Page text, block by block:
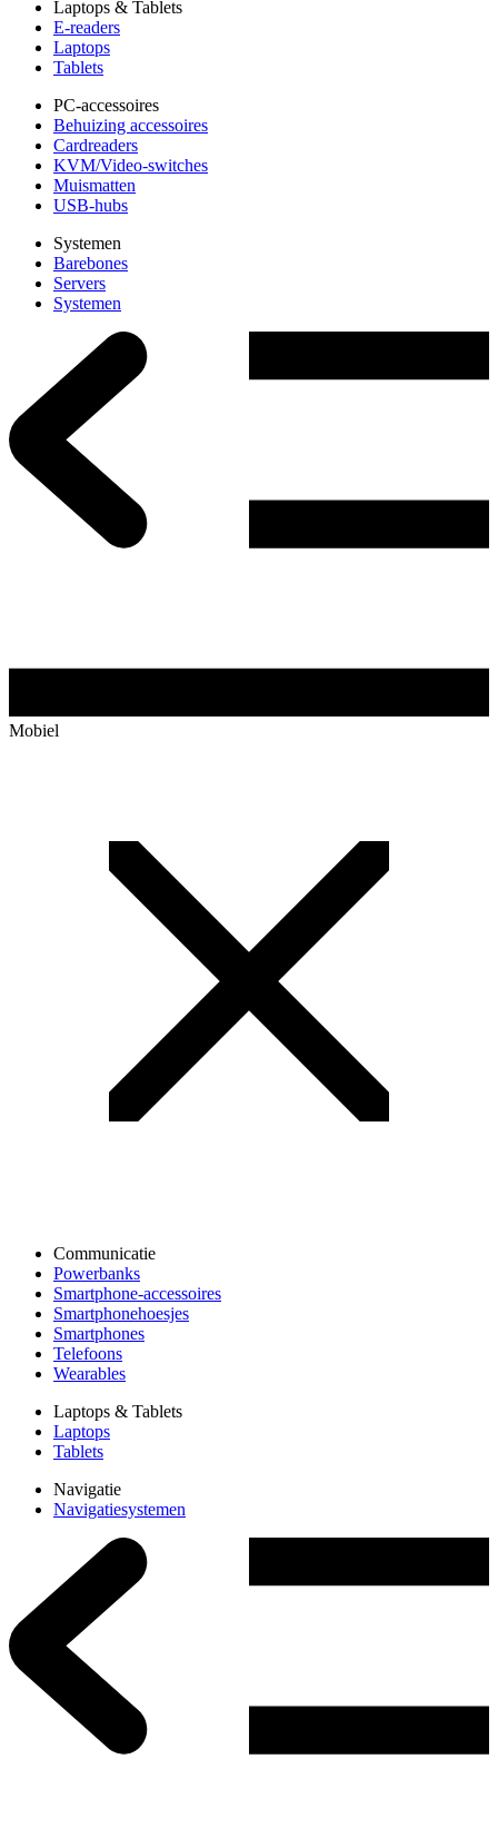
Laptops & Tablets
E-readers
Laptops
Tablets
PC-accessoires
Behuizing accessoires
Cardreaders
KVM/Video-switches
Muismatten
USB-hubs
Systemen
Barebones
Servers
Systemen
Mobiel
Communicatie
Powerbanks
Smartphone-accessoires
Smartphonehoesjes
Smartphones
Telefoons
Wearables
Laptops & Tablets
Laptops
Tablets
Navigatie
Navigatiesystemen